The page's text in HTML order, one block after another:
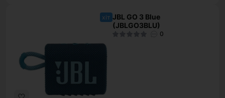
хіт JBL GO 3 Blue
(JBLGO3BLU)
0